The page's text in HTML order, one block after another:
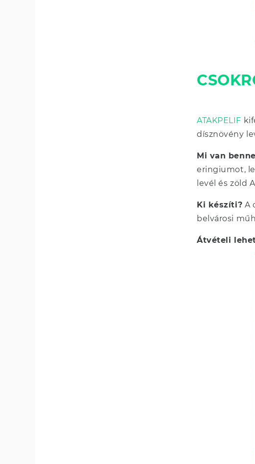
ATAKPELIF
dísznövény
Mi van
eringiumot,
levél és zöld
Ki készíti? A
belvárosi
Átvételi